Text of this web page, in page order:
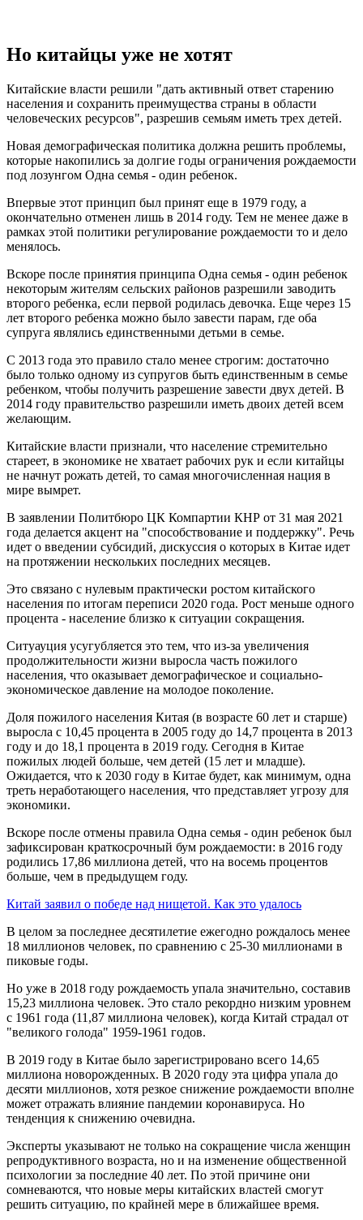
Но китайцы уже не хотят
Китайские власти решили "дать активный ответ старению
населения и сохранить преимущества страны в области
человеческих ресурсов", разрешив семьям иметь трех детей.
Новая демографическая политика должна решить проблемы,
которые накопились за долгие годы ограничения рождаемости
под лозунгом Одна семья - один ребенок.
Впервые этот принцип был принят еще в 1979 году, а
окончательно отменен лишь в 2014 году. Тем не менее даже в
рамках этой политики регулирование рождаемости то и дело
менялось.
Вскоре после принятия принципа Одна семья - один ребенок
некоторым жителям сельских районов разрешили заводить
второго ребенка, если первой родилась девочка. Еще через 15
лет второго ребенка можно было завести парам, где оба
супруга являлись единственными детьми в семье.
С 2013 года это правило стало менее строгим: достаточно
было только одному из супругов быть единственным в семье
ребенком, чтобы получить разрешение завести двух детей. В
2014 году правительство разрешили иметь двоих детей всем
желающим.
Китайские власти признали, что население стремительно
стареет, в экономике не хватает рабочих рук и если китайцы
не начнут рожать детей, то самая многочисленная нация в
мире вымрет.
В заявлении Политбюро ЦК Компартии КНР от 31 мая 2021
года делается акцент на "способствование и поддержку". Речь
идет о введении субсидий, дискуссия о которых в Китае идет
на протяжении нескольких последних месяцев.
Это связано с нулевым практически ростом китайского
населения по итогам переписи 2020 года. Рост меньше одного
процента - население близко к ситуации сокращения.
Ситуауция усугубляется это тем, что из-за увеличения
продолжительности жизни выросла часть пожилого
населения, что оказывает демографическое и социально-
экономическое давление на молодое поколение.
Доля пожилого населения Китая (в возрасте 60 лет и старше)
выросла с 10,45 процента в 2005 году до 14,7 процента в 2013
году и до 18,1 процента в 2019 году. Сегодня в Китае
пожилых людей больше, чем детей (15 лет и младше).
Ожидается, что к 2030 году в Китае будет, как минимум, одна
треть неработающего населения, что представляет угрозу для
экономики.
Вскоре после отмены правила Одна семья - один ребенок был
зафиксирован краткосрочный бум рождаемости: в 2016 году
родились 17,86 миллиона детей, что на восемь процентов
больше, чем в предыдущем году.
Китай заявил о победе над нищетой. Как это удалось
В целом за последнее десятилетие ежегодно рождалось менее
18 миллионов человек, по сравнению с 25-30 миллионами в
пиковые годы.
Но уже в 2018 году рождаемость упала значительно, составив
15,23 миллиона человек. Это стало рекордно низким уровнем
с 1961 года (11,87 миллиона человек), когда Китай страдал от
"великого голода" 1959-1961 годов.
В 2019 году в Китае было зарегистрировано всего 14,65
миллиона новорожденных. В 2020 году эта цифра упала до
десяти миллионов, хотя резкое снижение рождаемости вполне
может отражать влияние пандемии коронавируса. Но
тенденция к снижению очевидна.
Эксперты указывают не только на сокращение числа женщин
репродуктивного возраста, но и на изменение общественной
психологии за последние 40 лет. По этой причине они
сомневаются, что новые меры китайских властей смогут
решить ситуацию, по крайней мере в ближайшее время.